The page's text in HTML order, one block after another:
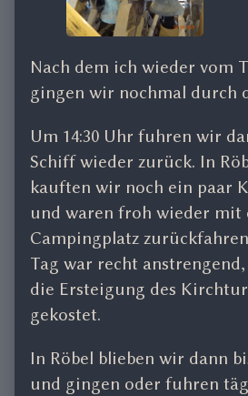
Nach dem ich wieder vom
gingen wir nochmal durch
Um 14:30 Uhr fuhren wir
Schiff wieder zurück. In
kauften wir noch ein paar
und waren froh wieder mit
Campingplatz
Tag war recht
die Ersteigung des
gekostet.
In Röbel blieben wir dann
und gingen oder fuhren